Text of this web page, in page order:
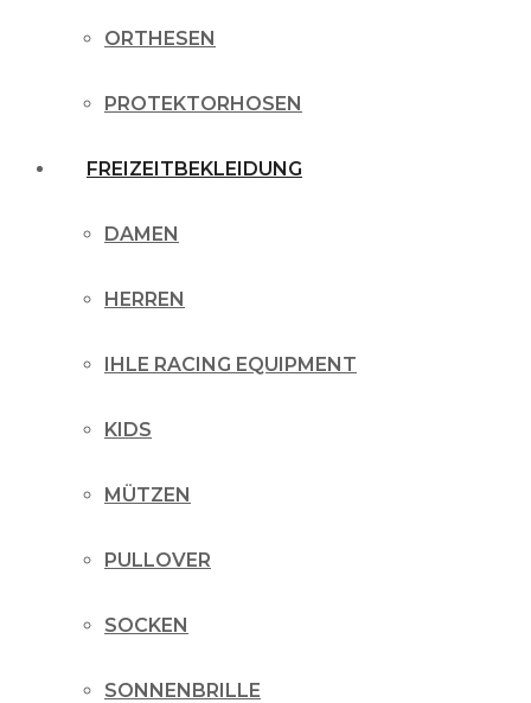
ORTHESEN
PROTEKTORHOSEN
FREIZEITBEKLEIDUNG
DAMEN
HERREN
IHLE RACING EQUIPMENT
KIDS
MÜTZEN
PULLOVER
SOCKEN
SONNENBRILLE